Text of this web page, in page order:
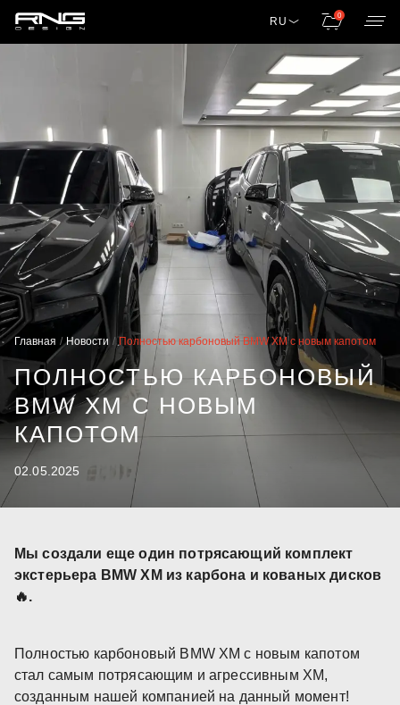
RU 0
Главная Новости Полностью карбоновый BMW XM с новым капотом
ПОЛНОСТЬЮ КАРБОНОВЫЙ
BMW XM С НОВЫМ
КАПОТОМ
02.05.2025
Мы создали еще один потрясающий комплект
экстерьера BMW XM из карбона и кованых дисков
🔥.
Полностью карбоновый BMW XM с новым капотом
стал самым потрясающим и агрессивным XM,
созданным нашей компанией на данный момент!